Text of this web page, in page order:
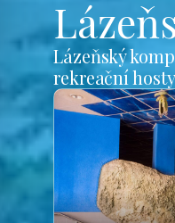
Lázeňský
rekreační